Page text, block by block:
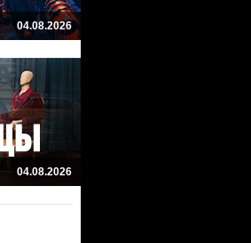
04.08.2026
04.08.2026